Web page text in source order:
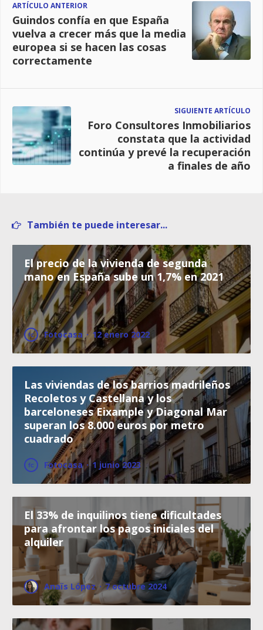
ARTÍCULO ANTERIOR
Guindos confía en que España
vuelva a crecer más que la media
europea si se hacen las cosas
correctamente
SIGUIENTE ARTÍCULO
Foro Consultores Inmobiliarios
constata que la actividad
continúa y prevé la recuperación
a finales de año
También te puede interesar...
El precio de la vivienda de segunda
mano en España sube un 1,7% en 2021
Fotocasa · 12 enero 2022
Las viviendas de los barrios madrileños
Recoletos y Castellana y los
barceloneses Eixample y Diagonal Mar
superan los 8.000 euros por metro
cuadrado
Fotocasa · 1 junio 2023
El 33% de inquilinos tiene dificultades
para afrontar los pagos iniciales del
alquiler
Anaïs López · 7 octubre 2024